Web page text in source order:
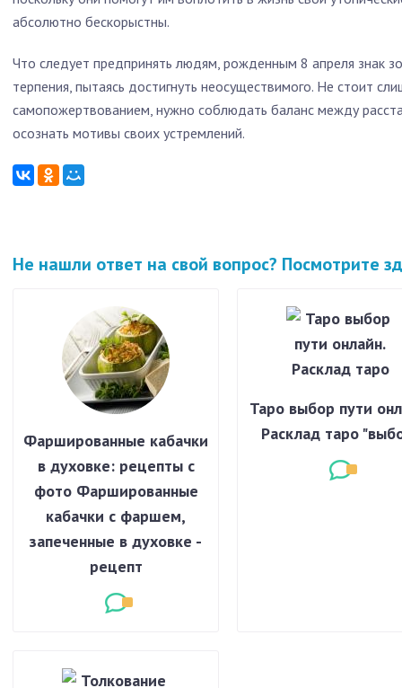
абсолютно бескорыстны.
Что следует предпринять людям, рожденным 8 апреля знак
терпения, пытаясь достигнуть неосуществимого. Не стоит
самопожертвованием, нужно соблюдать баланс между
осознать мотивы своих устремлений.
Не нашли ответ на свой вопрос? Посмотрите
Фаршированные кабачки
в духовке: рецепты с
фото Фаршированные
кабачки с фаршем,
запеченные в духовке -
рецепт
Таро выбор пути
Расклад таро